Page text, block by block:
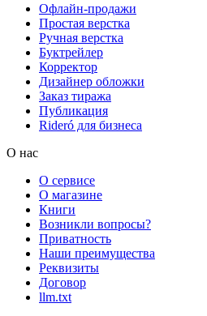
Офлайн-продажи
Простая верстка
Ручная верстка
Буктрейлер
Корректор
Дизайнер обложки
Заказ тиража
Публикация
Rideró для бизнеса
О нас
О сервисе
О магазине
Книги
Возникли вопросы?
Приватность
Наши преимущества
Реквизиты
Договор
llm.txt